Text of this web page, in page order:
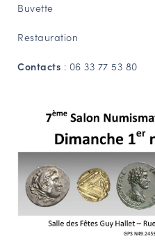
Buvette
Restauration
Contacts : 06 33 77 53 80